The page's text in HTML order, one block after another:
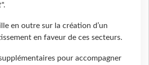
".
en outre sur la création d’un
en faveur de ces secteurs.
pour accompagner